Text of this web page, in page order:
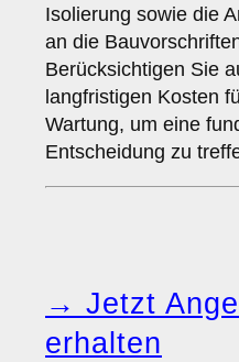
Isolierung sowie die
an die
Berücksichtigen Sie
langfristigen Kosten
Wartung, um eine
Entscheidung zu
→ Jetzt
erhalten